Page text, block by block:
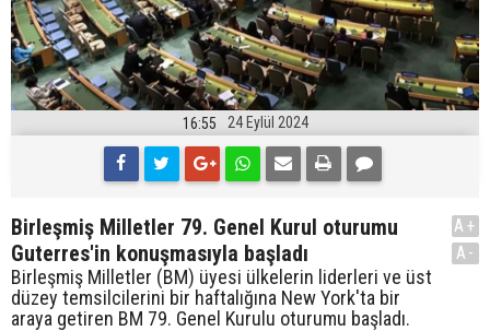
16:55 24 Eylül 2024
Birleşmiş Milletler 79. Genel Kurul oturumu
Guterres'in konuşmasıyla başladı
Birleşmiş Milletler (BM) üyesi ülkelerin liderleri ve üst
düzey temsilcilerini bir haftalığına New York'ta bir
araya getiren BM 79. Genel Kurulu oturumu başladı.
A+
A-